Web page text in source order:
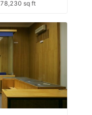
78,230 sq ft